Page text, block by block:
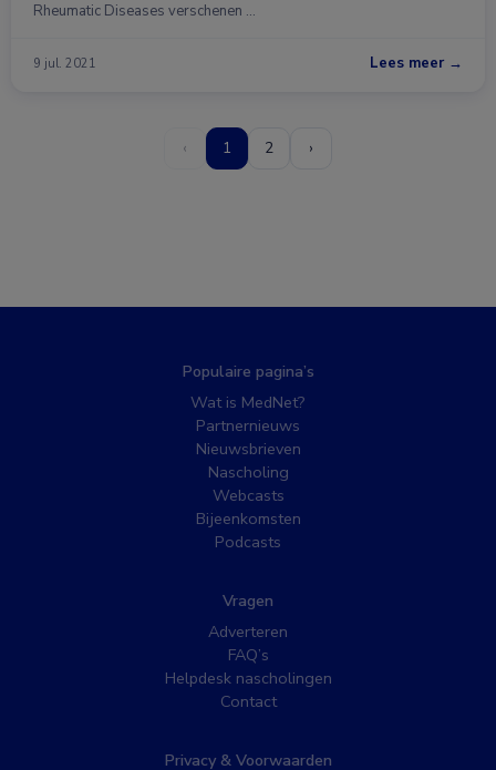
Rheumatic Diseases verschenen …
9 jul. 2021 Lees meer →
‹ 1 2 ›
Populaire pagina’s
Wat is MedNet?
Partnernieuws
Nieuwsbrieven
Nascholing
Webcasts
Bijeenkomsten
Podcasts
Vragen
Adverteren
FAQ’s
Helpdesk nascholingen
Contact
Privacy & Voorwaarden